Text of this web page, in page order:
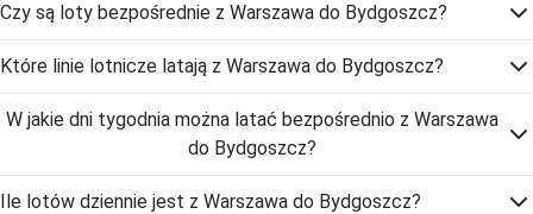
Czy są loty bezpośrednie z Warszawa do Bydgoszcz?
Które linie lotnicze latają z Warszawa do Bydgoszcz?
W jakie dni tygodnia można latać bezpośrednio z Warszawa
do Bydgoszcz?
Ile lotów dziennie jest z Warszawa do Bydgoszcz?